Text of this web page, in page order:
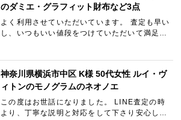
のダミエ・グラフィット財布など3点
よく利用させていただいています。 査定も早い
し、いつもいい値段をつけていただいて満足し
神奈川県横浜市中区 K様 50代女性 ルイ・ヴ
ィトンのモノグラムのネオノエ
この度はお世話になりました。 LINE査定の時
より、丁寧な説明と対応をして下さり安心して